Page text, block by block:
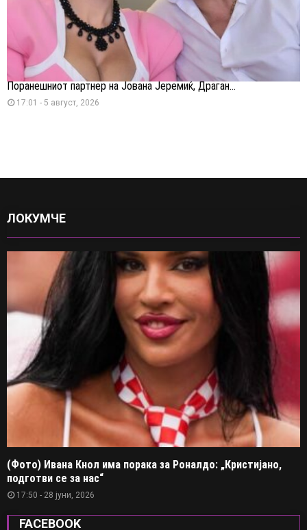
Поранешниот партнер на Јована Јеремиќ, Драган...
17:01 - 5 август, 2026
ЛОКУМЧЕ
(Фото) Ивана Кнол има порака за Роналдо: „Кристијано,
подготви се за нас“
17:50 - 28 јуни, 2026
FACEBOOK